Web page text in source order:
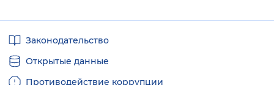
ссылкиЗаконодательство
Открытые данные
Противодействие коррупции